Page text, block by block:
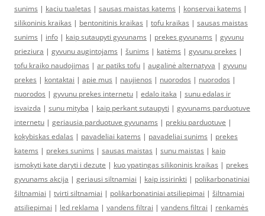
sunims | kaciu tualetas | sausas maistas katems | konservai katems |
silikoninis kraikas | bentonitinis kraikas | tofu kraikas | sausas maistas
sunims | info | kaip sutaupyti gyvunams | prekes gyvunams | gyvunu
prieziura | gyvunu augintojams | šunims | katėms | gyvunu prekes |
tofu kraiko naudojimas | ar patiks tofu | augalinė alternatyva | gyvunu
prekes | kontaktai | apie mus | naujienos | nuorodos | nuorodos |
nuorodos | gyvunu prekes internetu | edalo itaka | sunu edalas ir
isvaizda | sunu mityba | kaip perkant sutaupyti | gyvunams parduotuve
internetu | geriausia parduotuve gyvunams | prekiu parduotuve |
kokybiskas edalas | pavadeliai katems | pavadeliai sunims | prekes
katems | prekes sunims | sausas maistas | sunu maistas | kaip
ismokyti kate daryti i dezute | kuo ypatingas silikoninis kraikas | prekes
gyvunams akcija | geriausi siltnamiai | kaip issirinkti | polikarbonatiniai
šiltnamiai | tvirti siltnamiai | polikarbonatiniai atsiliepimai | šiltnamiai
atsiliepimai | led reklama | vandens filtrai | vandens filtrai | renkamės